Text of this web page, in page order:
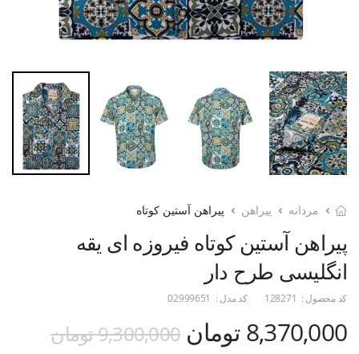
مردانه پیراهن پیراهن آستین کوتاه
پیراهن آستین کوتاه فیروزه ای یقه
انگلیسی طرح دار
کد محصول : 128271 کد مدل : 02999651
8,370,000 تومان 9,300,000 تومان